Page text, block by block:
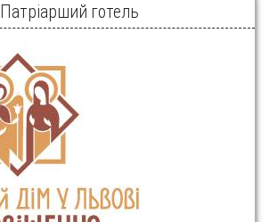
Патріарший готель